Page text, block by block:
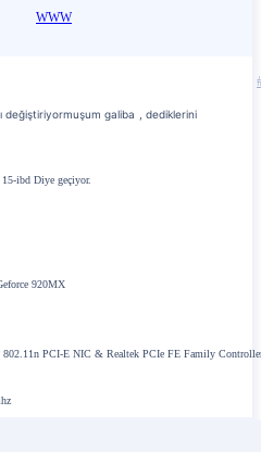
WWW
değiştiriyormuşum galiba
, dediklerini
ibd Diye geçiyor.
920MX
PCI-E NIC & Realtek PCIe FE Family